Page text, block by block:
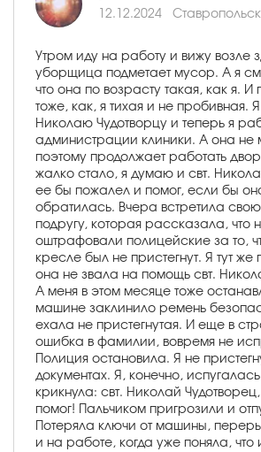
12.12.2024
Утром иду на работу и вижу возле
уборщица подметает мусор. А я
что она по возрасту такая, как я. И
тоже, как, я тихая и не пробивная.
Николаю Чудотворцу и теперь я
администрации клиники. А она не
поэтому продолжает работать
жалко стало, я думаю и свт.
ее бы пожалел и помог, если бы
обратилась. Вчера встретила
подругу, которая рассказала, что
оштрафовали полицейские за то,
кресле был не пристегнут. Я тут же
она не звала на помощь свт.
А меня в этом месяце тоже
машине заклинило ремень
ехала не пристегнутая. И еще в
ошибка в фамилии, вовремя не
Полиция остановила. Я не
документах. Я, конечно,
крикнула: свт. Николай
помог! Пальчиком пригрозили и
Потеряла ключи от машины,
и на работе, когда уже поняла, что